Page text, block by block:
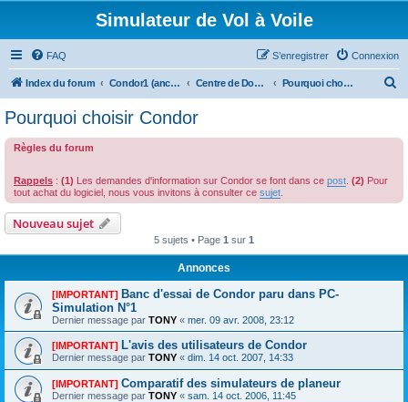
Simulateur de Vol à Voile
FAQ Connexion
S’enregistrer
Index du forum Condor1 (ancien forum) Centre de Documentation Pourquoi choisir Condor
e
r
Pourquoi choisir Condor
Règles du forum
Rappels : (1) Les demandes d'information sur Condor se font dans ce post (2) Pour
tout achat du logiciel, nous vous invitons à consulter ce sujet
Nouveau sujet
5 sujets • Page 1 sur 1
Annonces
[IMPORTANT] Banc d'essai de Condor paru dans PC-
Simulation N°1
Dernier message par TONY « mer. 09 avr. 2008, 23:12
[IMPORTANT] L'avis des utilisateurs de Condor
Dernier message par TONY « dim. 14 oct. 2007, 14:33
[IMPORTANT] Comparatif des simulateurs de planeur
Dernier message par TONY « sam. 14 oct. 2006, 11:45